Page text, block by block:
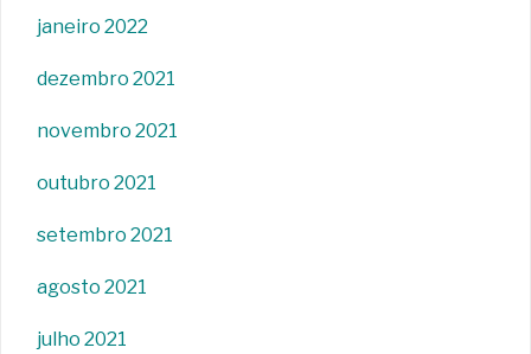
janeiro 2022
dezembro 2021
novembro 2021
outubro 2021
setembro 2021
agosto 2021
julho 2021